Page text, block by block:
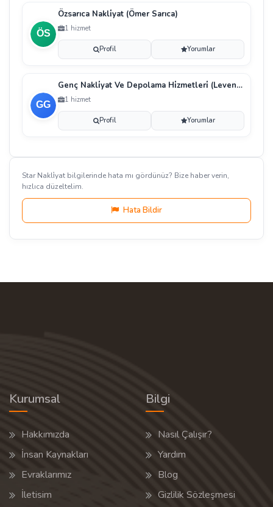
Özsarıca Nakli̇yat (Ömer Sarıca)
1 hizmet
Profil Yorumlar
Genç Nakli̇yat Ve Depolama Hi̇zmetleri̇ (Levent Genç)
1 hizmet
Profil Yorumlar
Star Nakli̇yat bilgilerinde hata mı gördünüz? Bize haber verin,
hızlıca düzeltelim.
Hata Bildir
Kurumsal
Hakkımızda
İnsan Kaynakları
Evraklarımız
İletisim
Bilgi
Nasıl Çalışır?
Yardım
Blog
Gizlilik Sözleşmesi